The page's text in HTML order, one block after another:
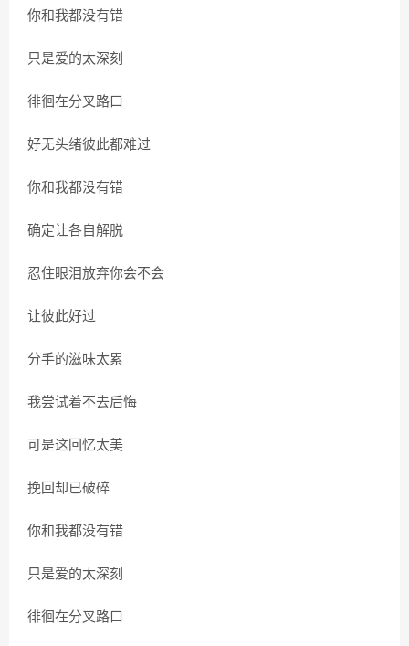
你和我都没有错
只是爱的太深刻
徘徊在分叉路口
好无头绪彼此都难过
你和我都没有错
确定让各自解脱
忍住眼泪放弃你会不会
让彼此好过
分手的滋味太累
我尝试着不去后悔
可是这回忆太美
挽回却已破碎
你和我都没有错
只是爱的太深刻
徘徊在分叉路口